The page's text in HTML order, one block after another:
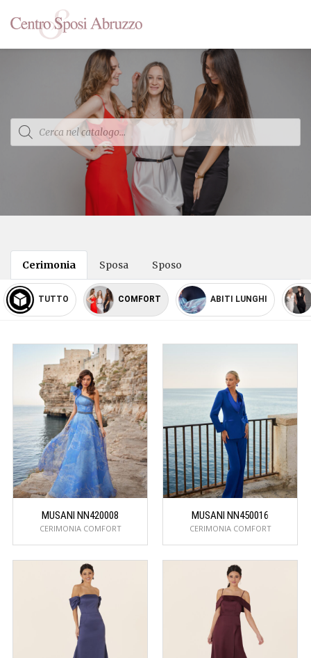
Products
search
Cerimonia Sposa Sposo
TUTTO COMFORT ABITI LUNGHI
MUSANI NN420008
CERIMONIA COMFORT
MUSANI NN450016
CERIMONIA COMFORT